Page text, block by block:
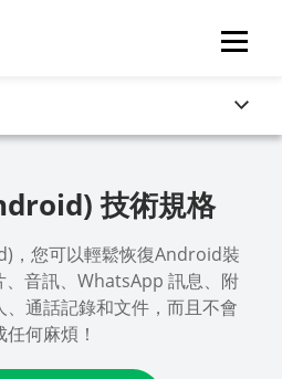
技術規格
，您可以輕鬆恢復Android裝
、音訊、WhatsApp 訊息、附
通話記錄和文件，而且不會
任何麻煩！